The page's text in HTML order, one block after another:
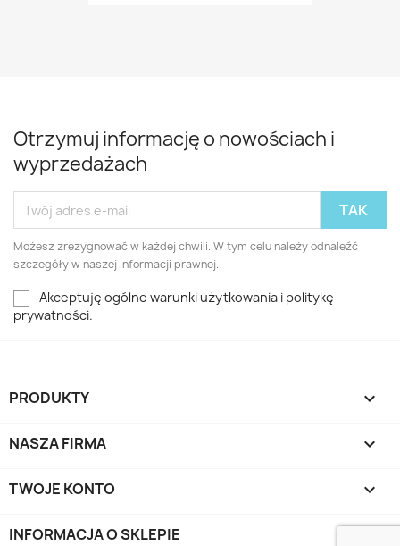
Otrzymuj informację o nowościach i
wyprzedażach
Możesz zrezygnować w każdej chwili. W tym celu należy odnaleźć
szczegóły w naszej informacji prawnej.
Akceptuję ogólne warunki użytkowania i politykę
prywatności.
PRODUKTY 
NASZA FIRMA 
TWOJE KONTO 
INFORMACJA O SKLEPIE